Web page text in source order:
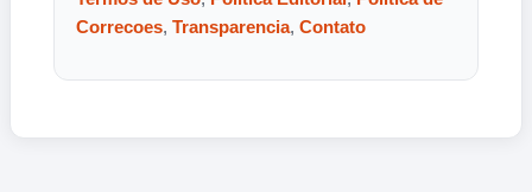
Correcoes, Transparencia, Contato